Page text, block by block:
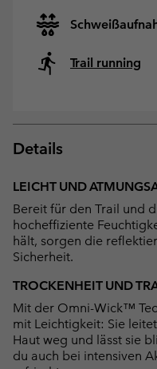
Trail running
Details
LEICHT UND
Bereit für den Trail und
hocheffiziente
hält, sorgen die
Sicherheit.
TROCKENHEIT UND
Mit der Omni-Wick™
mit Leichtigkeit: Sie
Haut weg und lässt sie
du auch bei intensiven